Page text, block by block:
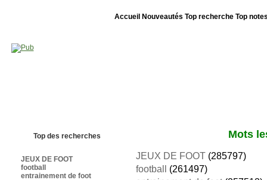
Accueil Nouveautés Top recherche Top
Top des recherches
JEUX DE FOOT
football
entrainement de foot
Mots
JEUX DE FOOT(285797)
football
(261497)